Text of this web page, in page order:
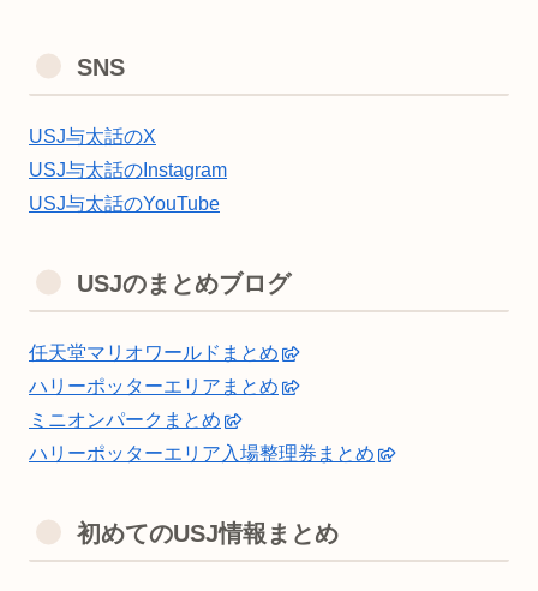
SNS
USJ与太話のX
USJ与太話のInstagram
USJ与太話のYouTube
USJのまとめブログ
任天堂マリオワールドまとめ
ハリーポッターエリアまとめ
ミニオンパークまとめ
ハリーポッターエリア入場整理券まとめ
初めてのUSJ情報まとめ